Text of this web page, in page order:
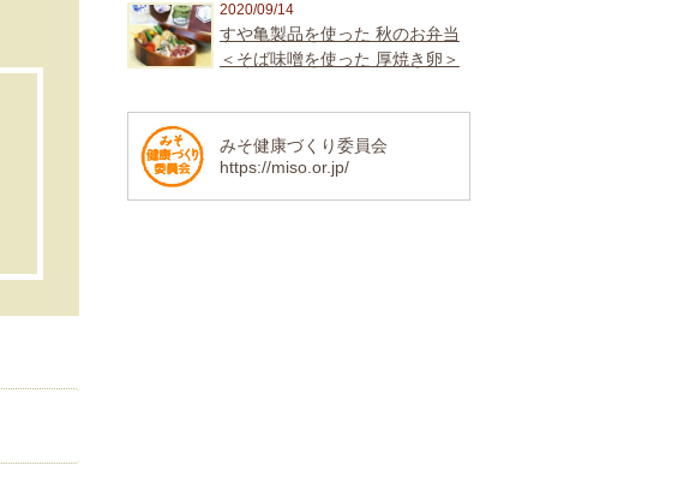
2020/09/14
すや亀製品を使った 秋のお弁当
＜そば味噌を使った 厚焼き卵＞
みそ健康づくり委員会
https://miso.or.jp/